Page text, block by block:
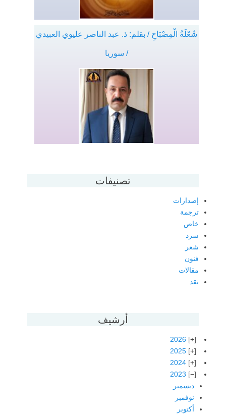
شُعْلَةُ الْمِصْبَاحِ / بقلم: ذ. عبد الناصر عليوي العبيدي
/ سوريا
تصنيفات
إصدارات
ترجمة
خاص
سرد
شعر
فنون
مقالات
نقد
أرشيف
2026
2025
2024
2023
ديسمبر
نوفمبر
أكتوبر